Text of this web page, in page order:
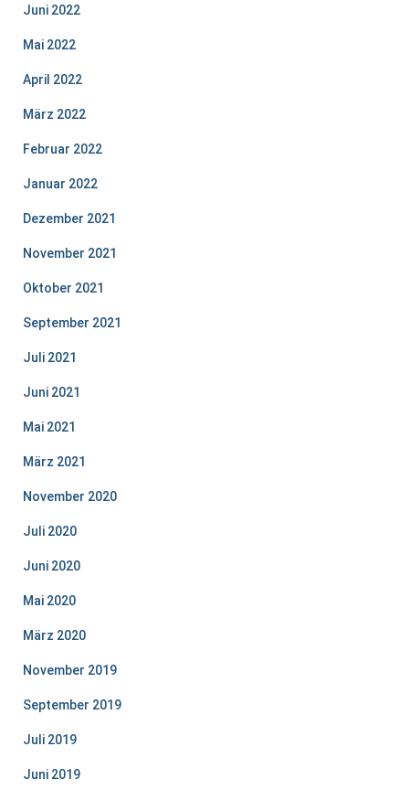
Juni 2022
Mai 2022
April 2022
März 2022
Februar 2022
Januar 2022
Dezember 2021
November 2021
Oktober 2021
September 2021
Juli 2021
Juni 2021
Mai 2021
März 2021
November 2020
Juli 2020
Juni 2020
Mai 2020
März 2020
November 2019
September 2019
Juli 2019
Juni 2019